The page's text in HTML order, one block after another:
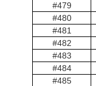
#479
#480
#481
#482
#483
#484
#485